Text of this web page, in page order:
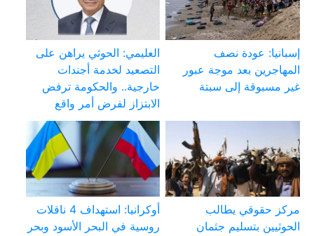
إسبانيا: عودة نصف
المهاجرين بعد موجة عبور
غير مسبوقة إلى سبتة
العليمي: الحوثي يراهن على
التصعيد لخدمة أجندات
خارجية.. والحكومة ترفض
الابتزاز لفرض أمر واقع
مركز حقوقي يطالب
الحوثيين بتسليم جثمان
أوكرانيا: استهداف 4 ناقلات
روسية في البحر الأسود وبحر